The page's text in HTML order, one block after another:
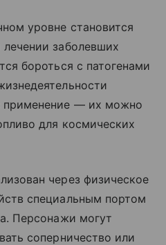
уровне становится
заболевших
бороться с патогенами
применение — их можно
для космических
через физическое
специальным портом
Персонажи могут
соперничество или